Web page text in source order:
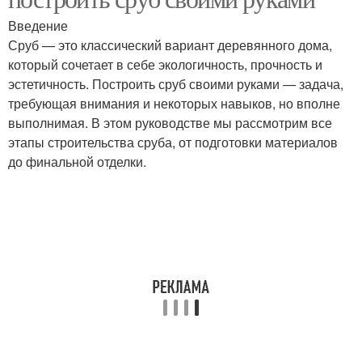
Введение
Сруб — это классический вариант деревянного дома,
который сочетает в себе экологичность, прочность и
эстетичность. Построить сруб своими руками — задача,
требующая внимания и некоторых навыков, но вполне
выполнимая. В этом руководстве мы рассмотрим все
этапы строительства сруба, от подготовки материалов
до финальной отделки.